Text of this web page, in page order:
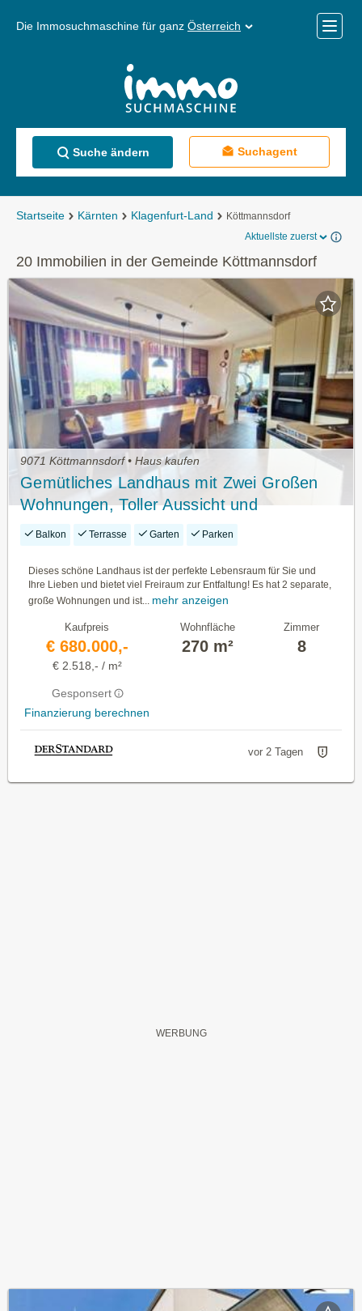
Die Immosuchmaschine für ganz Österreich
Menü
Suche ändern Suchagent
Startseite Kärnten Klagenfurt-Land
Köttmannsdorf
Aktuellste zuerst
20 Immobilien in der Gemeinde Köttmannsdorf
9071 Köttmannsdorf • Haus kaufen
Gemütliches Landhaus mit Zwei Großen
Wohnungen, Toller Aussicht und
Weitläufigem Grundstück, 1.313 m²,
Balkon Terrasse Garten Parken
Dieses schöne Landhaus ist der perfekte Lebensraum für Sie und
Ihre Lieben und bietet viel Freiraum zur Entfaltung! Es hat 2 separate,
große Wohnungen und ist...
mehr anzeigen
Kaufpreis
€ 680.000,-
€ 2.518,- / m²
Gesponsert
Finanzierung berechnen
Wohnfläche
270 m²
Zimmer
8
vor 2 Tagen